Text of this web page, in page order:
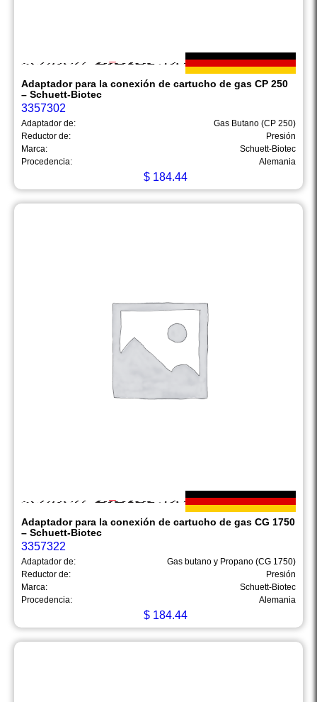
Adaptador para la conexión de cartucho de gas CP 250
– Schuett-Biotec
3357302
Adaptador de:
Gas Butano (CP 250)
Reductor de:
Presión
Marca:
Schuett-Biotec
Procedencia:
Alemania
$ 184.44
Adaptador para la conexión de cartucho de gas CG 1750
– Schuett-Biotec
3357322
Adaptador de:
Gas butano y Propano (CG 1750)
Reductor de:
Presión
Marca:
Schuett-Biotec
Procedencia:
Alemania
$ 184.44